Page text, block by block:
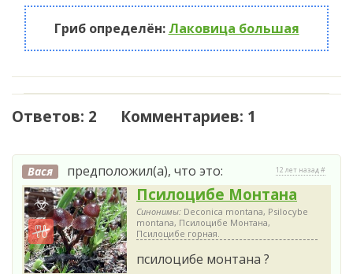
Гриб определён: Лаковица большая
Ответов: 2 Комментариев: 1
Вася предположил(а), что это: 12 лет назад #
Псилоцибе Монтана
Синонимы: Deconica montana, Psilocybe
montana, Псилоцибе Монтана,
Псилоцибе горная.
псилоцибе монтана ?